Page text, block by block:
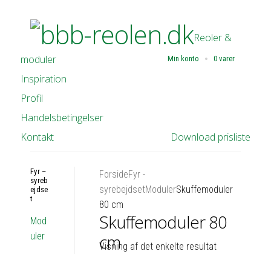
Min konto 0 varer
Reoler &
moduler
Inspiration
Profil
Handelsbetingelser
Download prisliste
Kontakt
ForsideFyr -
syrebejdsetModulerSkuffemoduler
80 cm
Skuffemoduler 80
cm
Visning af det enkelte resultat
Fyr –
syreb
ejdse
t
Mod
uler